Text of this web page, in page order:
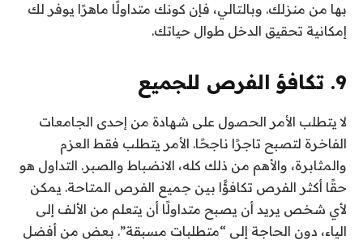
بها من منزلك. وبالتالي، فإن كونك متداولًا ماهرًا يوفر لك
إمكانية تحقيق الدخل طوال حياتك.
9. تكافؤ الفرص للجميع
لا يتطلب الأمر الحصول على شهادة من إحدى الجامعات
الفاخرة لتصبح تاجرًا ناجحًا. الأمر يتطلب فقط العزم
والمثابرة، والأهم من ذلك كله، الانضباط والصبر. التداول هو
حقًا أكثر الفرص تكافؤًا بين جميع الفرص المتاحة. يمكن
لأي شخص يريد أن يصبح متداولًا أن يتعلم من الألف إلى
الياء، دون الحاجة إلى “متطلبات مسبقة”. بعض من أفضل